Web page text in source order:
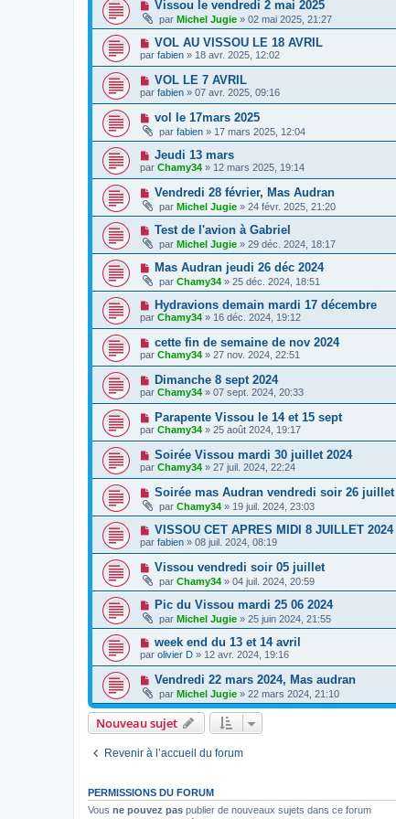
Vissou le vendredi 2 mai 2025
par Michel Jugie » 02 mai 2025, 21:27
VOL AU VISSOU LE 18 AVRIL
par fabien » 18 avr. 2025, 12:02
VOL LE 7 AVRIL
par fabien » 07 avr. 2025, 09:16
vol le 17mars 2025
par fabien » 17 mars 2025, 12:04
Jeudi 13 mars
par Chamy34 » 12 mars 2025, 19:14
Vendredi 28 février, Mas Audran
par Michel Jugie » 24 févr. 2025, 21:20
Test de l'avion à Gabriel
par Michel Jugie » 29 déc. 2024, 18:17
Mas Audran jeudi 26 déc 2024
par Chamy34 » 25 déc. 2024, 18:51
Hydravions demain mardi 17 décembre
par Chamy34 » 16 déc. 2024, 19:12
cette fin de semaine de nov 2024
par Chamy34 » 27 nov. 2024, 22:51
Dimanche 8 sept 2024
par Chamy34 » 07 sept. 2024, 20:33
Parapente Vissou le 14 et 15 sept
par Chamy34 » 25 août 2024, 19:17
Soirée Vissou mardi 30 juillet 2024
par Chamy34 » 27 juil. 2024, 22:24
Soirée mas Audran vendredi soir 26 juillet
par Chamy34 » 19 juil. 2024, 23:03
VISSOU CET APRES MIDI 8 JUILLET 2024
par fabien » 08 juil. 2024, 08:19
Vissou vendredi soir 05 juillet
par Chamy34 » 04 juil. 2024, 20:59
Pic du Vissou mardi 25 06 2024
par Michel Jugie » 25 juin 2024, 21:55
week end du 13 et 14 avril
par olivier D » 12 avr. 2024, 19:16
Vendredi 22 mars 2024, Mas audran
par Michel Jugie » 22 mars 2024, 21:10
Nouveau sujet
Revenir à l’accueil du forum
PERMISSIONS DU FORUM
Vous ne pouvez pas publier de nouveaux sujets dans ce forum